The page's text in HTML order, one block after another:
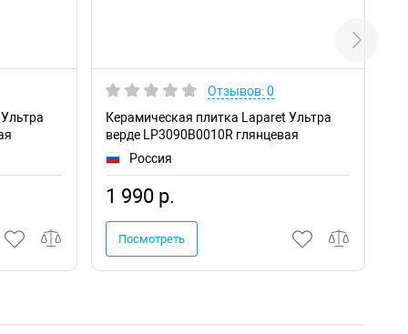
Отзывов: 0
Керамическая плитка Laparet Ультра
верде LP3090B0010R глянцевая
обрезная
Россия
1 990 р.
Посмотреть